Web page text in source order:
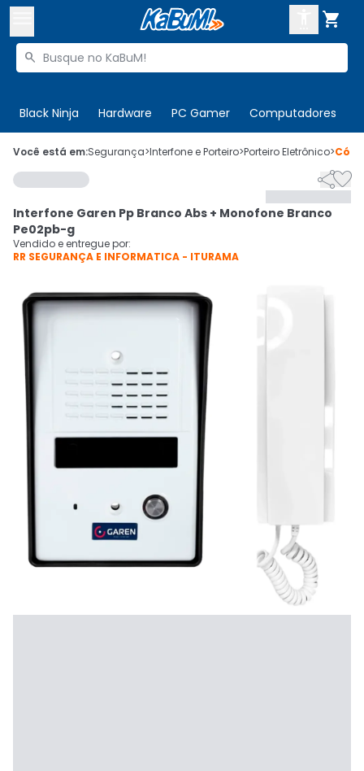

Buscar produtos

Black Ninja Hardware PC Gamer Computadores
 Olá. Acesse sua conta
 Departamentos
Cupons
Mais Vendidos
Ativar tradutor em libras
CADASTRE-SE
Você está em:Segurança>Interfone e Porteiro>Porteiro Eletrônico>

Interfone Garen Pp Branco Abs + Monofone Branco
Pe02pb-g
Vendido e entregue por:
RR SEGURANÇA E INFORMATICA - ITURAMA